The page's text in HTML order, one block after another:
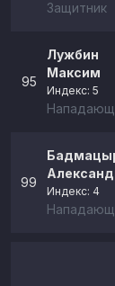
Защитник
95
Лужбин
Максим
Индекс: 5
99
Индекс: 4